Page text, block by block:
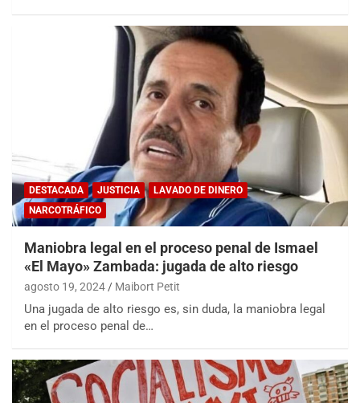
DESTACADA JUSTICIA
LAVADO DE DINERO
NARCOTRÁFICO
Maniobra legal en el proceso penal de Ismael
«El Mayo» Zambada: jugada de alto riesgo
agosto 19, 2024 Maibort Petit
Una jugada de alto riesgo es, sin duda, la maniobra legal
en el proceso penal de…